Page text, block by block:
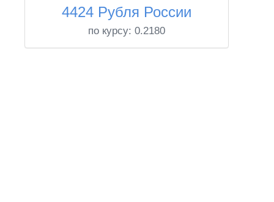
4424 Рубля России
по курсу: 0.2180